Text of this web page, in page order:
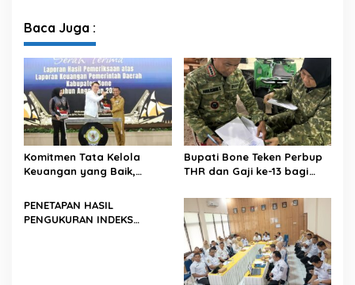
Baca Juga :
Komitmen Tata Kelola
Keuangan yang Baik,
Raih Opini WTP
Bupati Bone Teken Perbup
THR dan Gaji ke-13 bagi
PENETAPAN HASIL
PENGUKURAN INDEKS